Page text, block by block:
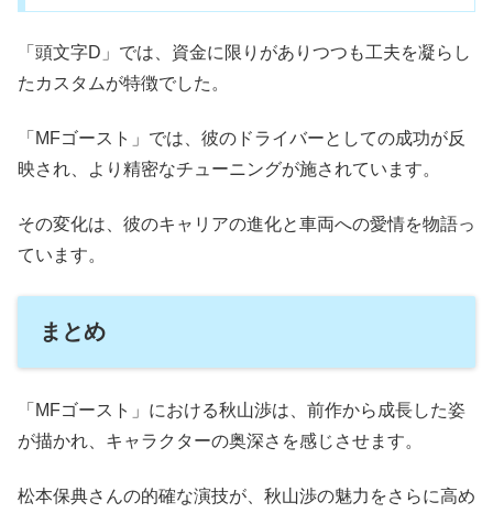
「頭文字D」では、資金に限りがありつつも工夫を凝らし
たカスタムが特徴でした。
「MFゴースト」では、彼のドライバーとしての成功が反
映され、より精密なチューニングが施されています。
その変化は、彼のキャリアの進化と車両への愛情を物語っ
ています。
まとめ
「MFゴースト」における秋山渉は、前作から成長した姿
が描かれ、キャラクターの奥深さを感じさせます。
松本保典さんの的確な演技が、秋山渉の魅力をさらに高め